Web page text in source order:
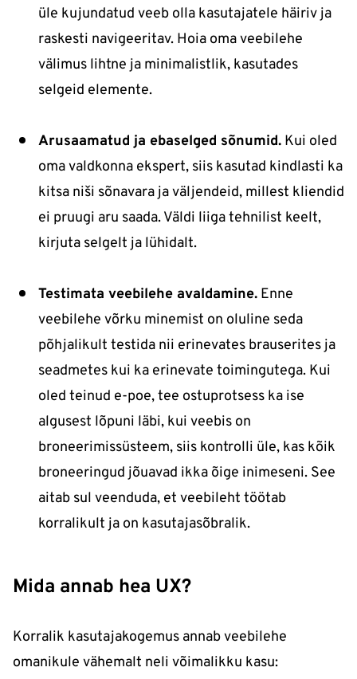
üle kujundatud veeb olla kasutajatele häiriv ja
raskesti navigeeritav. Hoia oma veebilehe
välimus lihtne ja minimalistlik, kasutades
selgeid elemente.
Arusaamatud ja ebaselged sõnumid. Kui oled
oma valdkonna ekspert, siis kasutad kindlasti ka
kitsa niši sõnavara ja väljendeid, millest kliendid
ei pruugi aru saada. Väldi liiga tehnilist keelt,
kirjuta selgelt ja lühidalt.
Testimata veebilehe avaldamine. Enne
veebilehe võrku minemist on oluline seda
põhjalikult testida nii erinevates brauserites ja
seadmetes kui ka erinevate toimingutega. Kui
oled teinud e-poe, tee ostuprotsess ka ise
algusest lõpuni läbi, kui veebis on
broneerimissüsteem, siis kontrolli üle, kas kõik
broneeringud jõuavad ikka õige inimeseni. See
aitab sul veenduda, et veebileht töötab
korralikult ja on kasutajasõbralik.
Mida annab hea UX?
Korralik kasutajakogemus annab veebilehe
omanikule vähemalt neli võimalikku kasu: